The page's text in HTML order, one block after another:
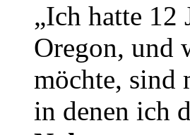
„Ich hatte 12
Oregon, und
möchte, sind
in denen ich